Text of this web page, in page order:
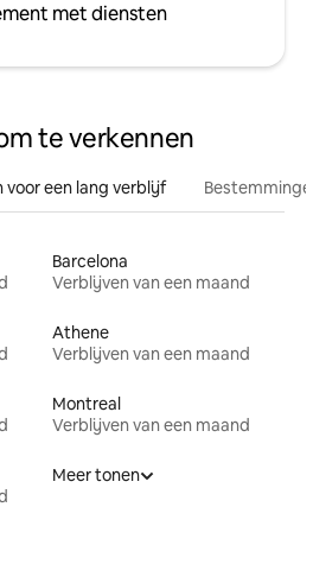
met diensten
te verkennen
een lang verblijf
Barcelona
Verblijven van een maand
Athene
Verblijven van een maand
Montreal
Verblijven van een maand
Meer tonen